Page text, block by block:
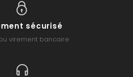
sécurisé
virement bancaire